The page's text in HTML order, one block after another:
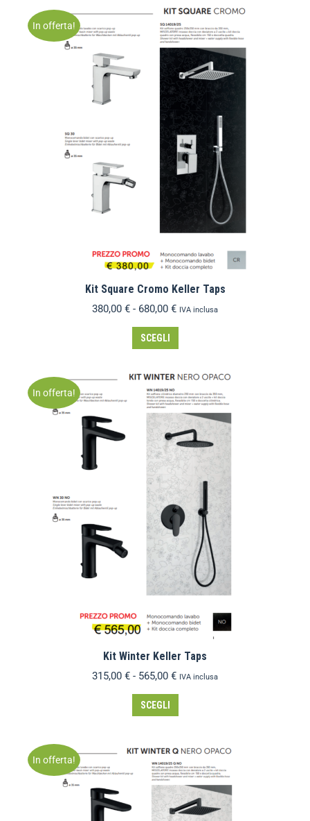
In offerta!
Kit Square Cromo Keller Taps
380,00 € - 680,00 € IVA inclusa
SCEGLI
In offerta!
Kit Winter Keller Taps
315,00 € - 565,00 € IVA inclusa
SCEGLI
In offerta!